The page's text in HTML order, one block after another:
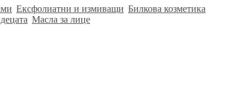
Ексфолиатни и измиващи Билкова козметика
Масла за лице